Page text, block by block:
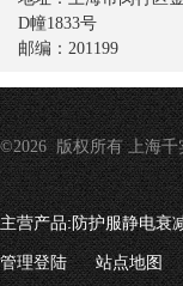
D幢1833号
邮编：201199
©2026 版权所有 上海千
主营产品:防护服静电衰
管理登陆 站点地图